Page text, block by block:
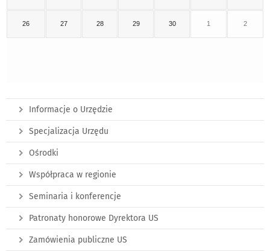
26 27 28 29 30 1 2
Informacje o Urzędzie
Specjalizacja Urzędu
Ośrodki
Współpraca w regionie
Seminaria i konferencje
Patronaty honorowe Dyrektora US
Zamówienia publiczne US